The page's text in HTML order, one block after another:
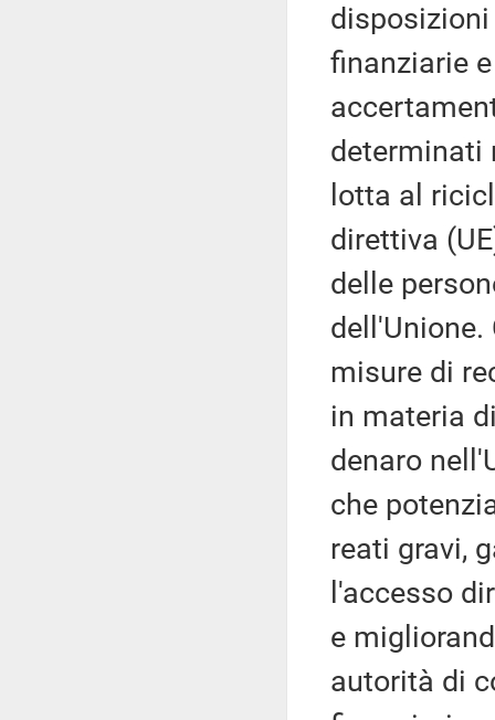
finanziarie
determinati
lotta al
direttiva
delle
misure di
in materia
denaro
che
reati gravi,
l'accesso
e
autorità di